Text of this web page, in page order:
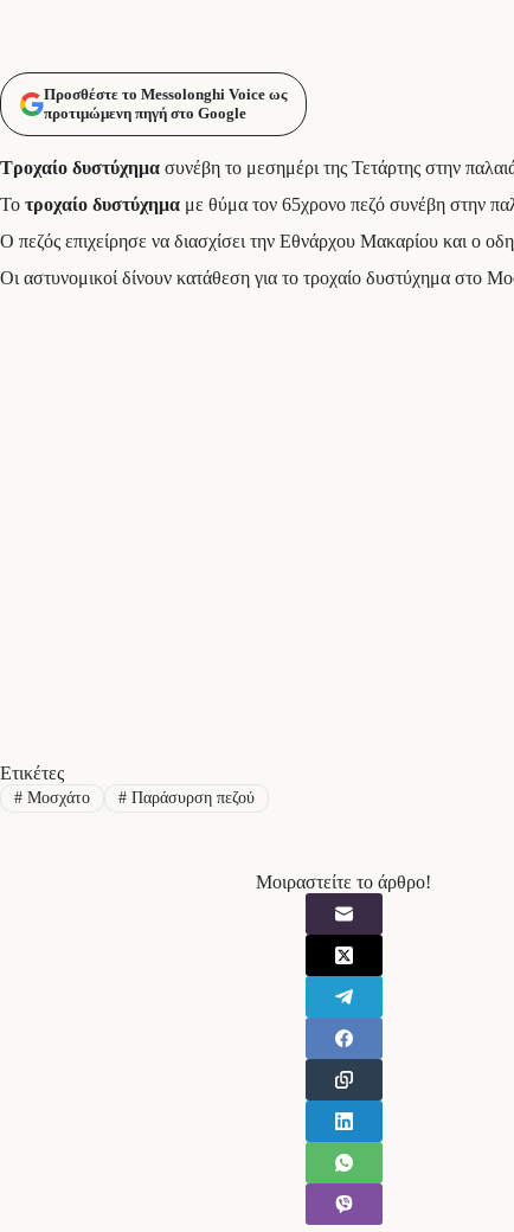
Προσθέστε το Messolonghi Voice ως
προτιμώμενη πηγή στο Google
Τροχαίο δυστύχημα συνέβη το μεσημέρι της Τετάρτης στην
Το τροχαίο δυστύχημα με θύμα τον 65χρονο πεζό συνέβη στην
Ο πεζός επιχείρησε να διασχίσει την Εθνάρχου Μακαρίου και ο
Οι αστυνομικοί δίνουν κατάθεση για το τροχαίο δυστύχημα στο
Ετικέτες
#Μοσχάτο #Παράσυρση πεζού
Μοιραστείτε το άρθρο!